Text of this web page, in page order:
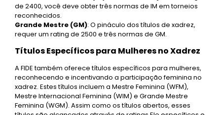
de 2400, você deve obter três normas de IM em torneios
reconhecidos.
Grande Mestre (GM): O pináculo dos títulos de xadrez,
requer um rating de 2500 e três normas de GM.
Títulos Específicos para Mulheres no Xadrez
A FIDE também oferece títulos específicos para mulheres,
reconhecendo e incentivando a participação feminina no
xadrez. Estes títulos incluem a Mestre Feminina (WFM),
Mestre Internacional Feminina (WIM) e Grande Mestre
Feminina (WGM). Assim como os títulos abertos, esses